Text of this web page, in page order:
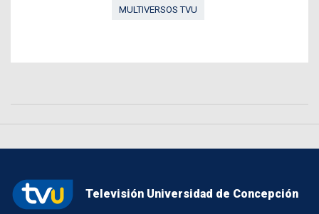
MULTIVERSOS TVU
Televisión Universidad de Concepción